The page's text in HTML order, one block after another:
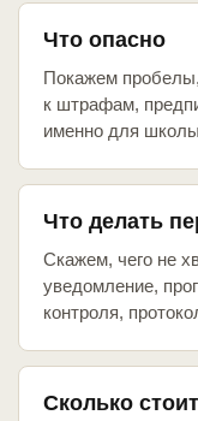
Что опасно
Покажем
к штрафам,
именно для
Что делать
Скажем, чего не
уведомление,
контроля,
Сколько стоит